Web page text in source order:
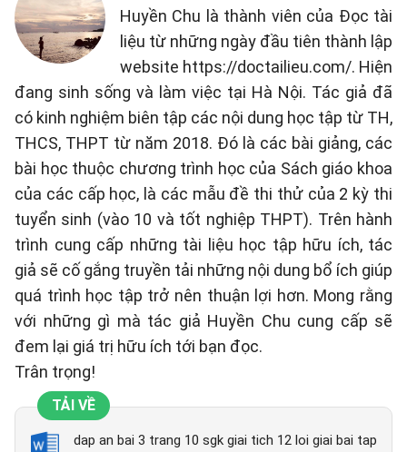
Huyền Chu là thành viên của Đọc tài
liệu từ những ngày đầu tiên thành lập
website https://doctailieu.com/. Hiện
đang sinh sống và làm việc tại Hà Nội. Tác giả đã
có kinh nghiệm biên tập các nội dung học tập từ TH,
THCS, THPT từ năm 2018. Đó là các bài giảng, các
bài học thuộc chương trình học của Sách giáo khoa
của các cấp học, là các mẫu đề thi thử của 2 kỳ thi
tuyển sinh (vào 10 và tốt nghiệp THPT). Trên hành
trình cung cấp những tài liệu học tập hữu ích, tác
giả sẽ cố gắng truyền tải những nội dung bổ ích giúp
quá trình học tập trở nên thuận lợi hơn. Mong rằng
với những gì mà tác giả Huyền Chu cung cấp sẽ
đem lại giá trị hữu ích tới bạn đọc.
Trân trọng!
TẢI VỀ
dap an bai 3 trang 10 sgk giai tich 12 loi giai bai tap